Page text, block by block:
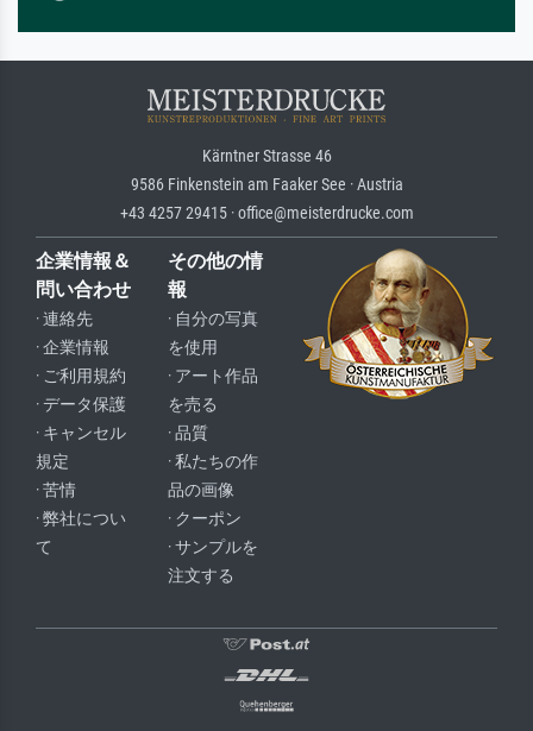
Kärntner Strasse 46
9586 Finkenstein am Faaker See · Austria
+43 4257 29415 · office@meisterdrucke.com
企業情報＆
問い合わせ
· 連絡先
· 企業情報
· ご利用規約
· データ保護
· キャンセル
規定
· 苦情
· 弊社につい
て
その他の情
報
· 自分の写真
を使用
· アート作品
を売る
· 品質
· 私たちの作
品の画像
· クーポン
· サンプルを
注文する